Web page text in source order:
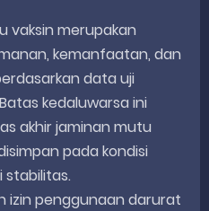
vaksin merupakan
kemanfaatan, dan
data uji
kedaluwarsa ini
akhir jaminan mutu
pada kondisi
stabilitas.
izin penggunaan darurat